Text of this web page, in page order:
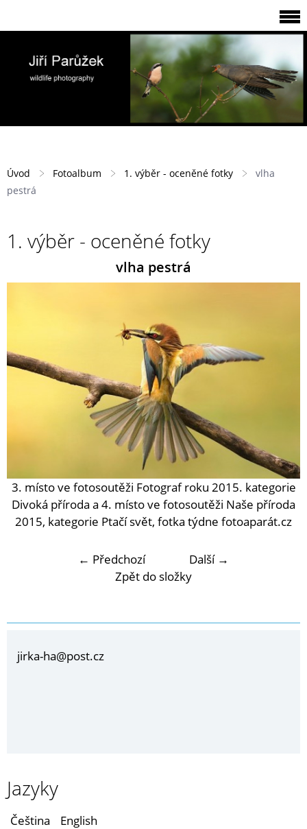
Úvod Fotoalbum 1. výběr - oceněné fotky
vlha
pestrá
1. výběr - oceněné fotky
vlha pestrá
3. místo ve fotosoutěži Fotograf roku 2015. kategorie
Divoká příroda a 4. místo ve fotosoutěži Naše příroda
2015, kategorie Ptačí svět, fotka týdne fotoaparát.cz
← Předchozí
Další →
Zpět do složky
jirka-ha@post.cz
Jazyky
Čeština English